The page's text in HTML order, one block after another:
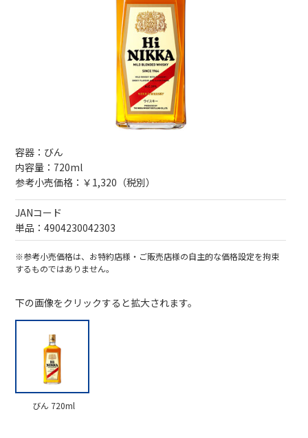
容器：びん
内容量：720ml
参考小売価格：￥1,320（税別）
JANコード
単品：4904230042303
※参考小売価格は、お特約店様・ご販売店様の自主的な価格設定を拘束
するものではありません。
下の画像をクリックすると拡大されます。
びん 720ml